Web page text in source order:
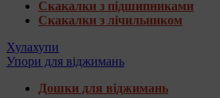
Скакалки з підшипниками
Скакалки з лічильником
Хулахупи
Упори для віджимань
Дошки для віджимань